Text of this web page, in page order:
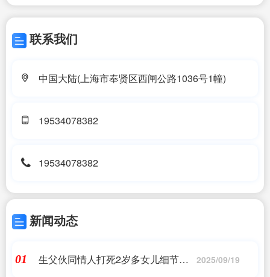
联系我们
中国大陆(上海市奉贤区西闸公路1036号1幢)
19534078382
19534078382
新闻动态
01
生父伙同情人打死2岁多女儿细节曝
2025/09/19